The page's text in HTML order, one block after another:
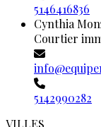
5146416836
Cynthia
Courtier
5142990282
VILLES